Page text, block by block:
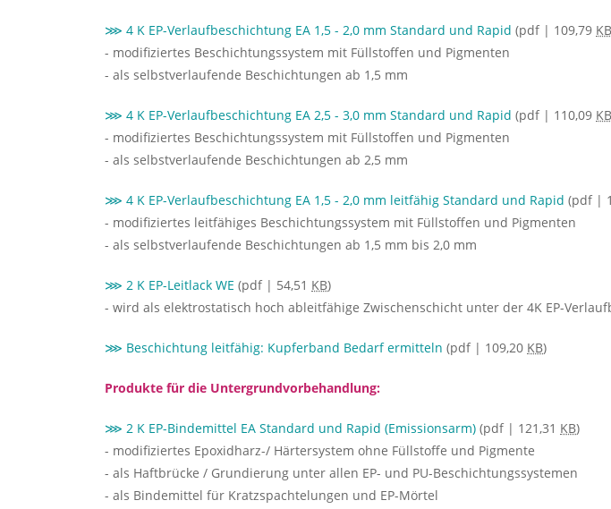
⋙ 4 K EP-Verlaufbeschichtung EA 1,5 - 2,0 mm Standard und Rapid (pdf | 109,79 KB
- modifiziertes Beschichtungssystem mit Füllstoffen und Pigmenten
- als selbstverlaufende Beschichtungen ab 1,5 mm
⋙ 4 K EP-Verlaufbeschichtung EA 2,5 - 3,0 mm Standard und Rapid (pdf | 110,09 KB
- modifiziertes Beschichtungssystem mit Füllstoffen und Pigmenten
- als selbstverlaufende Beschichtungen ab 2,5 mm
⋙ 4 K EP-Verlaufbeschichtung EA 1,5 - 2,0 mm leitfähig Standard und Rapid (pdf |
- modifiziertes leitfähiges Beschichtungssystem mit Füllstoffen und Pigmenten
- als selbstverlaufende Beschichtungen ab 1,5 mm bis 2,0 mm
⋙ 2 K EP-Leitlack WE (pdf | 54,51 KB)
- wird als elektrostatisch hoch ableitfähige Zwischenschicht unter der 4K EP-
⋙ Beschichtung leitfähig: Kupferband Bedarf ermitteln (pdf | 109,20 KB)
Produkte für die Untergrundvorbehandlung:
⋙ 2 K EP-Bindemittel EA Standard und Rapid (Emissionsarm) (pdf | 121,31 KB)
- modifiziertes Epoxidharz-/ Härtersystem ohne Füllstoffe und Pigmente
- als Haftbrücke / Grundierung unter allen EP- und PU-Beschichtungssystemen
- als Bindemittel für Kratzspachtelungen und EP-Mörtel